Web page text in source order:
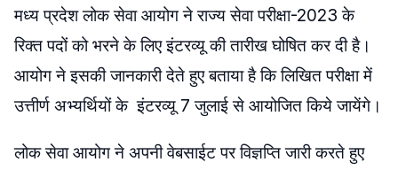
मध्य प्रदेश लोक सेवा आयोग ने राज्य सेवा परीक्षा-2023 के
रिक्त पदों को भरने के लिए इंटरव्यू की तारीख घोषित कर दी है।
आयोग ने इसकी जानकारी देते हुए बताया है कि लिखित परीक्षा में
उत्तीर्ण अभ्यर्थियों के इंटरव्यू 7 जुलाई से आयोजित किये जायेंगे।
लोक सेवा आयोग ने अपनी वेबसाईट पर विज्ञप्ति जारी करते हुए